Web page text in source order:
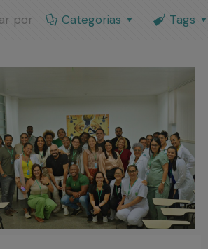
por Categorias Tags